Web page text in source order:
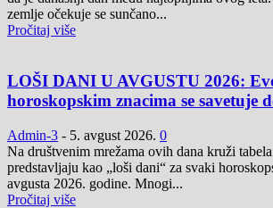
zemlje očekuje se sunčano...
Pročitaj više
LOŠI DANI U AVGUSTU 2026:
horoskopskim znacima se savetuje
Admin-3 - 5. avgust 2026. 0
Na društvenim mrežama ovih dana kruži
predstavljaju kao „loši dani“ za svaki
avgusta 2026. godine. Mnogi...
Pročitaj više